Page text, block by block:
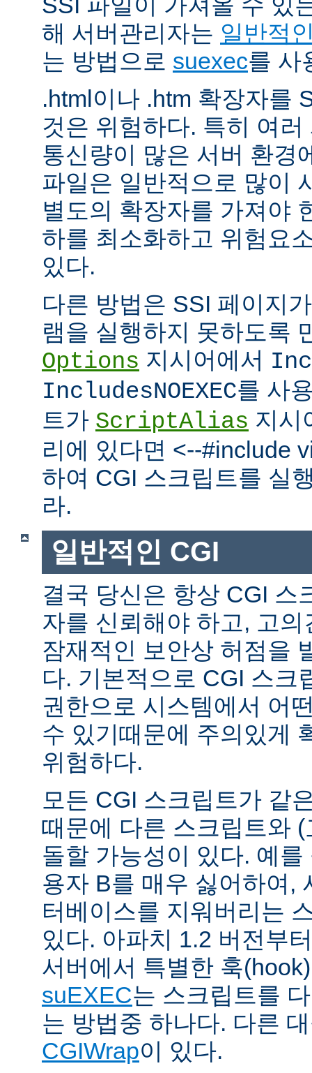
해 서버관리자는 일반적
는 방법으로 suexec를 사
.html이나 .htm 확장자를
것은 위험하다. 특히 여
통신량이 많은 서버 환경
파일은 일반적으로 많이
별도의 확장자를 가져야
하를 최소화하고 위험요
있다.
다른 방법은 SSI 페이지
램을 실행하지 못하도록
Options 지시어에서
IncludesNOEXEC를 사
트가 ScriptAlias 지시
리에 있다면 <--#include
하여 CGI 스크립트를 실
라.
일반적인 CGI
결국 당신은 항상 CGI 스
자를 신뢰해야 하고, 고
잠재적인 보안상 허점을
다. 기본적으로 CGI 스크
권한으로 시스템에서 어
수 있기때문에 주의있게
위험하다.
모든 CGI 스크립트가 같
때문에 다른 스크립트와
돌할 가능성이 있다. 예
용자 B를 매우 싫어하여,
터베이스를 지워버리는
있다. 아파치 1.2 버전부
서버에서 특별한 훅
suEXEC는 스크립트를
는 방법중 하나다. 다른
CGIWrap이 있다.